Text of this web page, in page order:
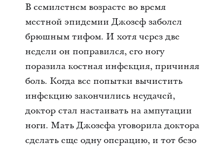
В семилетнем возрасте во время
местной эпидемии Джозеф заболел
брюшным тифом. И хотя через две
недели он поправился, его ногу
поразила костная инфекция, причиняя
боль. Когда все попытки вычистить
инфекцию закончились неудачей,
доктор стал настаивать на ампутации
ноги. Мать Джозефа уговорила доктора
сделать еще одну операцию, и тот безо